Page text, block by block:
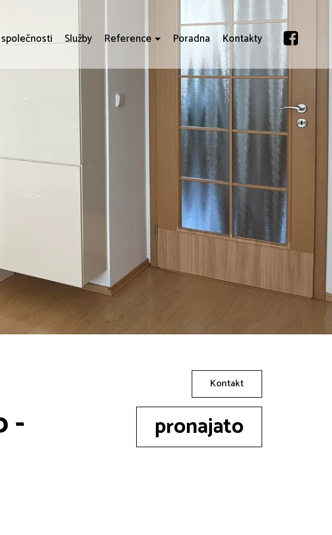
Služby Reference Poradna Kontakty
-
Kontakt
pronajato